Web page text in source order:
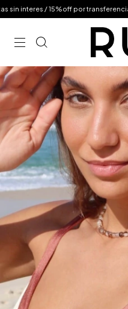
interes / 15%off por transferencia